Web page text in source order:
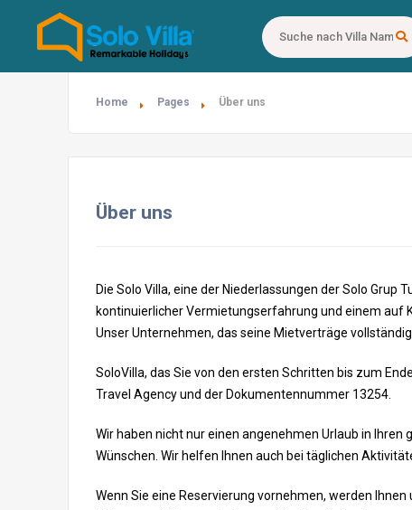
Home Pages Über uns
Über uns
Die Solo Villa, eine der Niederlassungen der Solo
kontinuierlicher Vermietungserfahrung und einem auf
Unser Unternehmen, das seine Mietverträge
SoloVilla, das Sie von den ersten Schritten bis zum
Travel Agency und der Dokumentennummer 13254.
Wir haben nicht nur einen angenehmen Urlaub in
Wünschen. Wir helfen Ihnen auch bei täglichen
Wenn Sie eine Reservierung vornehmen, werden